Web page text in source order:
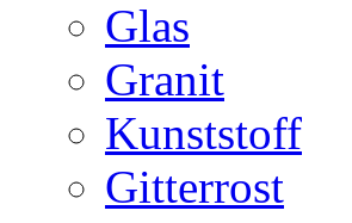
Glas
Granit
Kunststoff
Gitterrost